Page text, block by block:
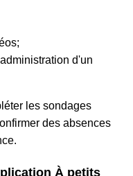
d'un
les sondages
des absences
À petits